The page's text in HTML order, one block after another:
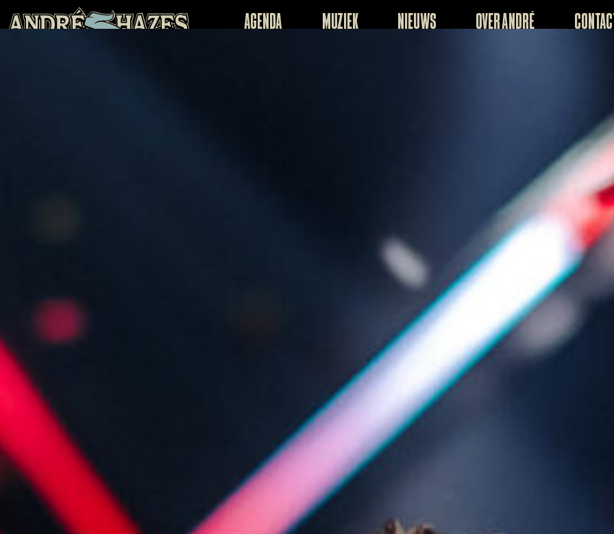
Agenda Muziek Nieuws Over André